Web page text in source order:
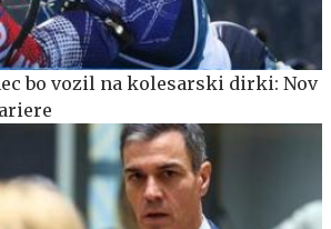
bo vozil na kolesarski dirki: Nov